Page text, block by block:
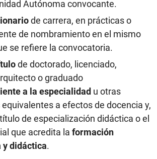
Autónoma convocante.
de carrera, en prácticas o
de nombramiento en el mismo
se refiere la convocatoria.
de doctorado, licenciado,
o graduado
a la especialidad u otras
a efectos de docencia y,
de especialización didáctica o el
que acredita la formación
y didáctica.